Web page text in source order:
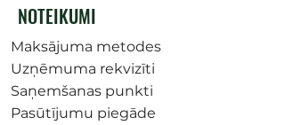
NOTEIKUMI
Maksājuma metodes
Uzņēmuma rekvizīti
Saņemšanas punkti
Pasūtījumu piegāde